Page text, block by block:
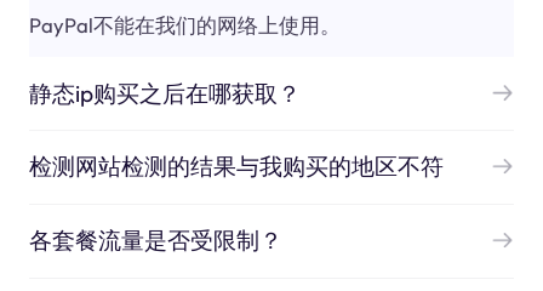
PayPal不能在我们的网络上使用。
静态ip购买之后在哪获取？
检测网站检测的结果与我购买的地区不符
各套餐流量是否受限制？